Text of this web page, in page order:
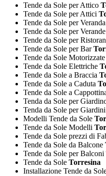
Tende da Sole per Attico
Tende da Sole per Attici
Tende da Sole per Veranda
Tende da Sole per Verande
Tende da Sole per
Tende da Sole per Bar
Tende da Sole Motorizzate
Tende da Sole Elettriche
Tende da Sole a Braccia
Tende da Sole a Caduta
Tende da Sole a
Tenda da Sole per
Tenda da Sole per Giardini
Modelli Tende da Sole
Tende da Sole Modelli
Tende da Sole prezzi di
Tende da Sole da Balcone
Tende da Sole per Balconi
Tende da Sole Torresina
Installazione Tende da